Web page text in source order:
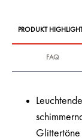
PRODUKT
FAQ
Glittertöne